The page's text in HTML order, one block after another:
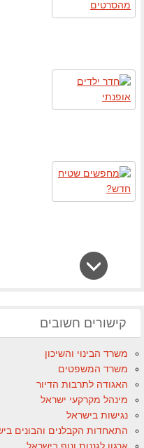
קישורים חשובים
משרד הבינוי והשיכון
משרד המשפטים
האגודה לתרבות הדיור
מינהל מקרקעי ישראל
נגישות בישראל
התאחדות הקבלנים והבונים